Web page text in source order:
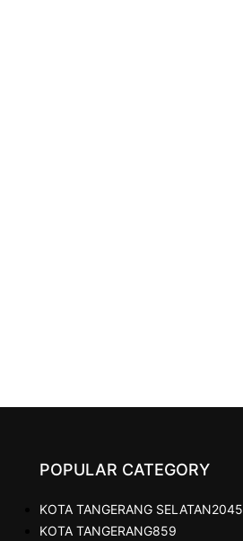
POPULAR CATEGORY
KOTA TANGERANG SELATAN2045
KOTA TANGERANG859